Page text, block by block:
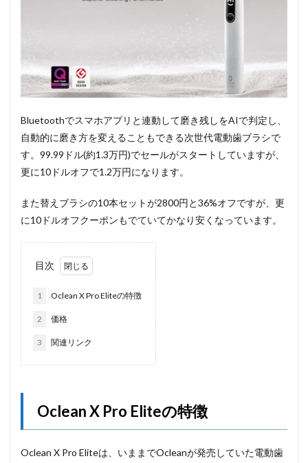
Bluetoothでスマホアプリと連動して磨き残しをAIで判定し、
自動的に磨き方を変えることもできる次世代電動歯ブラシで
す。99.99ドル(約1.3万円)でセールがスタートしていますが、
更に10ドルオフで1.2万円になります。
また替えブラシの10本セットが2800円と36%オフですが、更
に10ドルオフクーポンもでていてかなり安くなっています。
目次
1 Oclean X Pro Eliteの特徴
2 価格
3 関連リンク
Oclean X Pro Eliteの特徴
Oclean X Pro Eliteは、いままでOcleanが発売していた電動歯